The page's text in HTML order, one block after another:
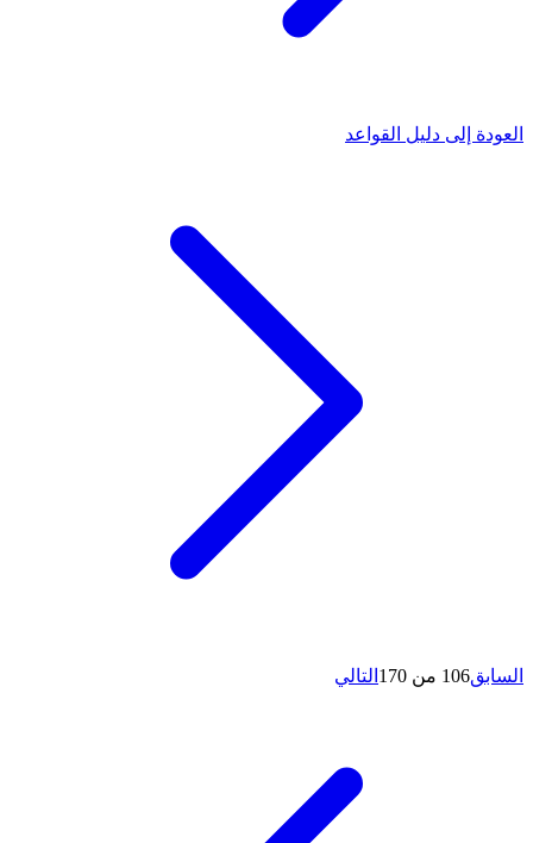
العودة إلى دليل القواعد
السابق106 من 170 التالي